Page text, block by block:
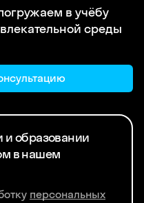
в учёбу
среды
и образовании
в нашем
персональных